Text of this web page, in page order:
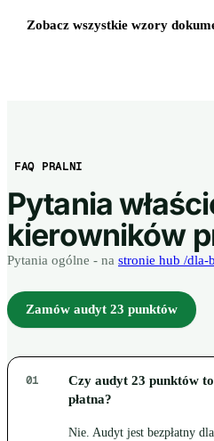
Zobacz wszystkie wzory
FAQ PRALNI
Pytania
kierowników
Pytania ogólne - na stronie hub /dla-
Zamów audyt 23 punktów
01
Czy audyt 23 punktów
płatna?
Nie. Audyt jest bezpłatny